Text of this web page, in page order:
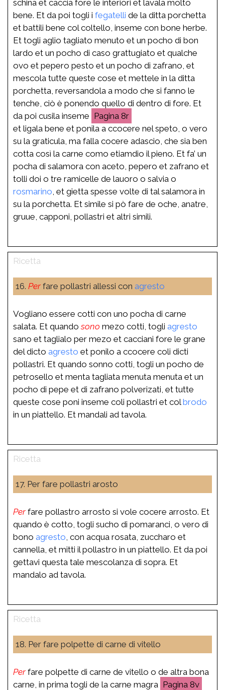
schina et caccia fore le interiori et lavala molto
bene. Et da poi togli i fegatelli de la ditta porchetta
et battili bene col coltello, inseme con bone herbe.
Et togli aglio tagliato menuto et un pocho di bon
lardo et un pocho di caso grattugiato et qualche
ovo et pepero pesto et un pocho di zafrano, et
mescola tutte queste cose et mettele in la ditta
porchetta, reversandola a modo che si fanno le
tenche, ciò è ponendo quello di dentro di fore. Et
da poi cusila inseme
8r
et ligala bene et ponila a ccocere nel speto, o vero
su la graticula, ma falla cocere adascio, che sia ben
cotta così la carne como etiamdio il pieno. Et fa’ un
pocha di salamora con aceto, pepero et zafrano et
tolli doi o tre ramicelle de lauoro o salvia o
rosmarino , et gietta spesse volte di tal salamora in
su la porchetta. Et simile si pò fare de oche, anatre,
gruue, capponi, pollastri et altri simili.
16. Perfare pollastri allessi con agresto
Vogliano essere cotti con uno pocha di carne
salata. Et quandosono mezo cotti, togli agresto
sano et taglialo per mezo et cacciani fore le grane
del dicto agresto et ponilo a ccocere coli dicti
pollastri. Et quando sonno cotti, togli un pocho de
petrosello et menta tagliata menuta menuta et un
pocho di pepe et di zafrano polverizati, et tutte
queste cose poni inseme coli pollastri et colbrodo
in un piattello. Et mandali ad tavola.
17. Per fare pollastri arosto
Perfare pollastro arrosto si vole cocere arrosto. Et
quando è cotto, togli sucho di pomaranci, o vero di
bono agresto , con acqua rosata, zuccharo et
cannella, et mitti il pollastro in un piattello. Et da poi
gettavi questa tale mescolanza di sopra. Et
mandalo ad tavola.
18. Per fare polpette di carne di vitello
Perfare polpette di carne de vitello o de altra bona
carne, in prima togli de la carne magra
8v